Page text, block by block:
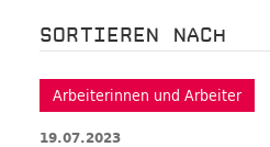
SORTIEREN NACH
Arbeiterinnen und Arbeiter
19.07.2023